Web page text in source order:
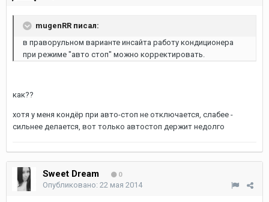
mugenRR писал:
в праворульном варианте инсайта работу кондиционера
при режиме "авто стоп" можно корректировать.
как??
хотя у меня кондёр при авто-стоп не отключается, слабее -
сильнее делается, вот только автостоп держит недолго
Sweet Dream 0
Опубликовано: 22 мая 2014